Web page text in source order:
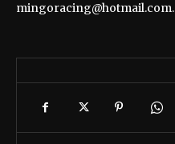
mingoracing@hotmail.com.